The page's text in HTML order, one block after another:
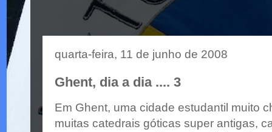
quarta-feira, 11 de junho de 2008
Ghent, dia a dia .... 3
Em Ghent, uma cidade estudantil muito
muitas catedrais góticas super antigas,